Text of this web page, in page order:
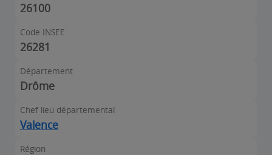
26100
Code INSEE
26281
Département
Drôme
Chef lieu départemental
Valence
Région